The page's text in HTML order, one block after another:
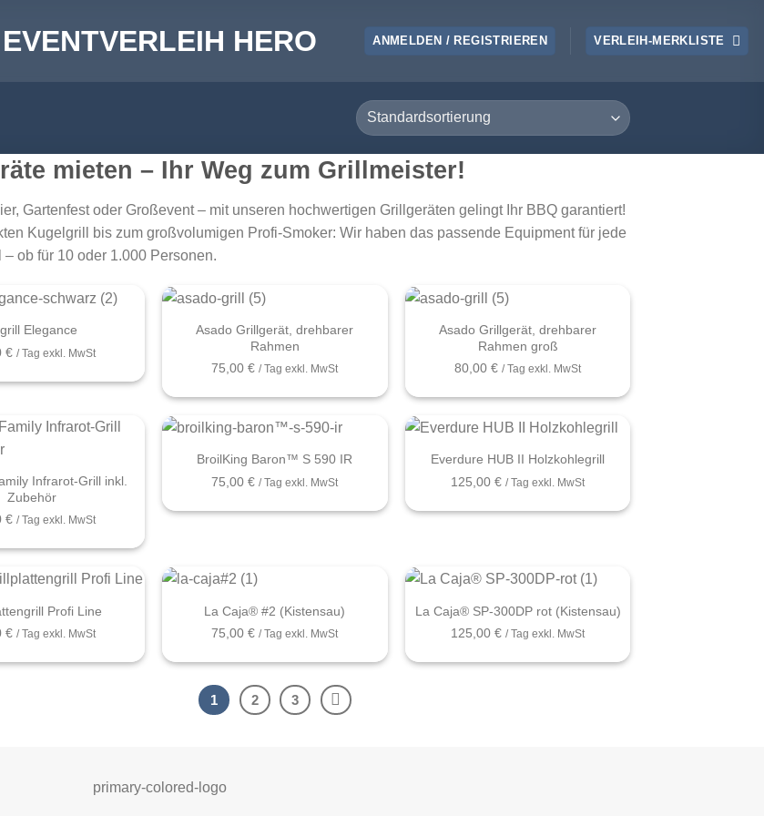
ANMELDEN / REGISTRIEREN VERLEIH-MERKLISTE
mieten – Ihr Weg zum Grillmeister!
Gartenfest oder Großevent – mit unseren hochwertigen Grillgeräten gelingt Ihr BBQ garantiert!
Kugelgrill bis zum großvolumigen Profi-Smoker: Wir haben das passende Equipment für jede
– ob für 10 oder 1.000 Personen.
Elegance
€ / Tag exkl. MwSt
+
Asado Grillgerät, drehbarer
Rahmen
75,00€ / Tag exkl. MwSt
+
Asado Grillgerät, drehbarer
Rahmen groß
80,00€ / Tag exkl. MwSt
Infrarot-Grill inkl.
Zubehör
€ / Tag exkl. MwSt
+
BroilKing Baron™ S 590 IR
75,00€ / Tag exkl. MwSt
+
Everdure HUB II Holzkohlegrill
125,00€ / Tag exkl. MwSt
Profi Line
€ / Tag exkl. MwSt
+
La Caja® #2 (Kistensau)
75,00€ / Tag exkl. MwSt
+
La Caja® SP-300DP rot (Kistensau)
125,00€ / Tag exkl. MwSt
1 2 3